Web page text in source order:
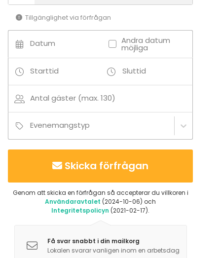
Tillgänglighet via förfrågan
Datum Andra datum
möjliga
Starttid Sluttid
Antal gäster (max. 130)
Evenemangstyp
Skicka förfrågan
Genom att skicka en förfrågan så accepterar du villkoren i
Användaravtalet (2024-10-06) och
Integritetspolicyn (2021-02-17).
Få svar snabbt i din mailkorg
Lokalen svarar vanligen inom en arbetsdag